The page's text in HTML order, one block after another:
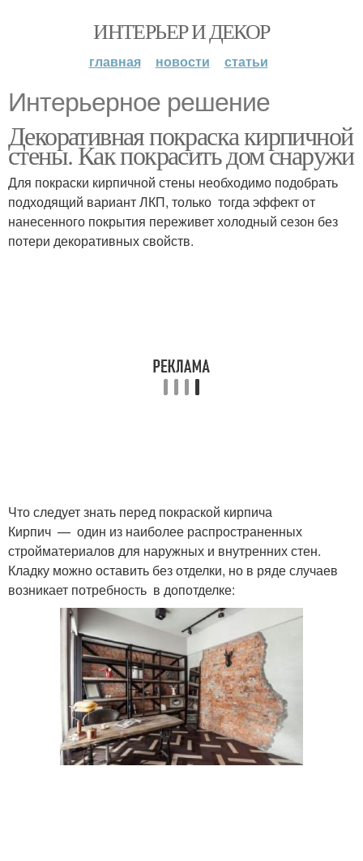
ИНТЕРЬЕР И ДЕКОР
главная новости статьи
Интерьерное решение
Декоративная покраска кирпичной
стены. Как покрасить дом снаружи
Для покраски кирпичной стены необходимо подобрать
подходящий вариант ЛКП, только тогда эффект от
нанесенного покрытия переживет холодный сезон без
потери декоративных свойств.
Что следует знать перед покраской кирпича
Кирпич — один из наиболее распространенных
стройматериалов для наружных и внутренних стен.
Кладку можно оставить без отделки, но в ряде случаев
возникает потребность в допотделке: